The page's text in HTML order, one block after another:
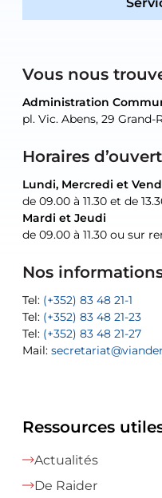
Vous nous
Administration
pl. Vic. Abens, 29 Grand-
Horaires
Lundi, Mercredi et
de 09.00 à 11.30 et de
Mardi et Jeudi
de 09.00 à 11.30 ou sur
Nos
Tel: (+352) 83 48 21-1
Tel: (+352) 83 48 21-23
Tel: (+352) 83 48 21-27
Mail:
Administration
pl. Vic. Abens, 29 Grand-
Lundi, Mercredi et
de 09.00 à 11.30 et de
Mardi et Jeudi
de 09.00 à 11.30 ou sur
Tel: (+352) 83 48 21-20
Tel: (+352) 83 48 21-22
Mail:
Mail:
Administration
pl. Vic. Abens, 29 Grand-
uniquement sur rendez-
Mail:recette@vianden.lu
Administration
pl. Vic. Abens, 29 Grand-
uniquement sur rendez-
Tel:(+352) 83 48 21-31
Atelier Communal de
30, rue Neugarten, L-
uniquement sur rendez-
Tel:Permanence (Fuite
Ressources
Actualités
De Raider